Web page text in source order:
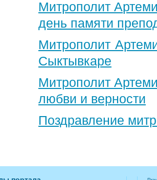
Митрополит
день памяти
Митрополит
Сыктывкаре
Митрополит
любви и верности
Поздравление​